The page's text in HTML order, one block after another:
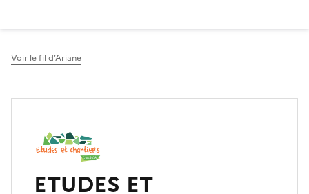
Voir le fil d’Ariane
ETUDES ET